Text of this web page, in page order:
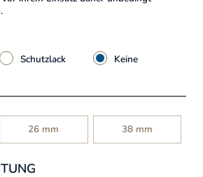
Schutzlack Keine
26 mm 38 mm